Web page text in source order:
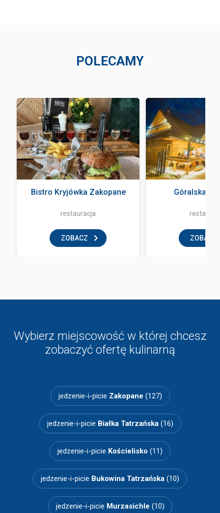
POLECAMY
Bistro Kryjówka Zakopane
restauracja
ZOBACZ
Góralska
ZOBACZ
Wybierz miejscowość w której chcesz
zobaczyć ofertę kulinarną
jedzenie-i-picie Zakopane (127)
jedzenie-i-picie Białka Tatrzańska(16)
jedzenie-i-picie Kościelisko (11)
jedzenie-i-picie Bukowina Tatrzańska (10)
jedzenie-i-picie Murzasichle (10)